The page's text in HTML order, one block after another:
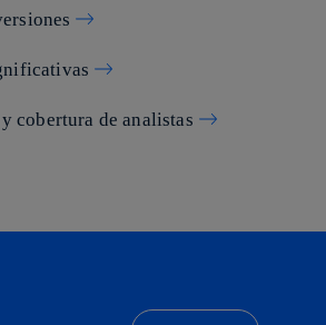
cobertura de analistas